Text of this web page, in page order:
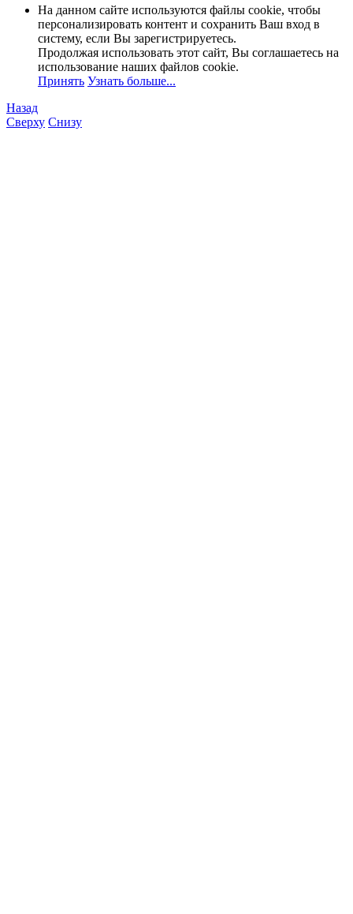
На данном сайте используются файлы cookie, чтобы
персонализировать контент и сохранить Ваш вход в
систему, если Вы зарегистрируетесь.
Продолжая использовать этот сайт, Вы соглашаетесь на
использование наших файлов cookie.
Принять Узнать больше...
Назад
Сверху Снизу